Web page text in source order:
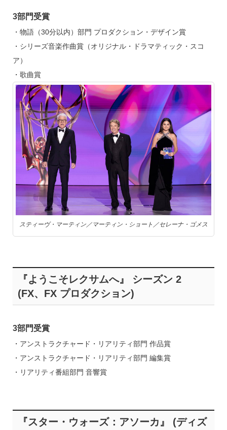
3部門受賞
・物語（30分以内）部門 プロダクション・デザイン賞
・シリーズ音楽作曲賞（オリジナル・ドラマティック・スコ
ア）
・歌曲賞
スティーヴ・マーティン／マーティン・ショート／セレーナ・ゴメス
『ようこそレクサムへ』 シーズン 2
(FX、FX プロダクション)
3部門受賞
・アンストラクチャード・リアリティ部門 作品賞
・アンストラクチャード・リアリティ部門 編集賞
・リアリティ番組部門 音響賞
『スター・ウォーズ：アソーカ』 (ディズ